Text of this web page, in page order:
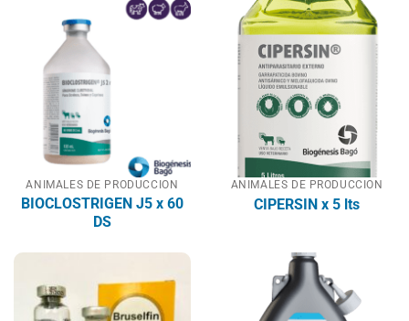
ANIMALES DE PRODUCCION
BIOCLOSTRIGEN J5 x 60
DS
ANIMALES DE PRODUCCION
CIPERSIN x 5 lts